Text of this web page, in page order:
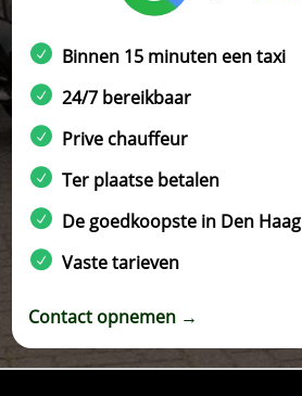
Binnen 15 minuten een taxi
24/7 bereikbaar
Prive chauffeur
Ter plaatse betalen
De goedkoopste in Den Haag
Vaste tarieven
Contact opnemen →